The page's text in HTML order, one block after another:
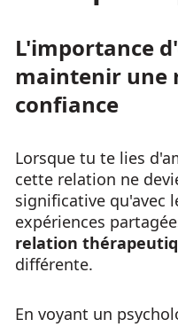
L'importance
maintenir une
confiance
Lorsque tu te lies
cette relation ne
significative qu'avec
expériences
relation
différente.
En voyant un